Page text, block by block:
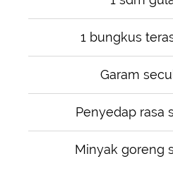
1 bungkus
Garam
Penyedap rasa
Minyak goreng